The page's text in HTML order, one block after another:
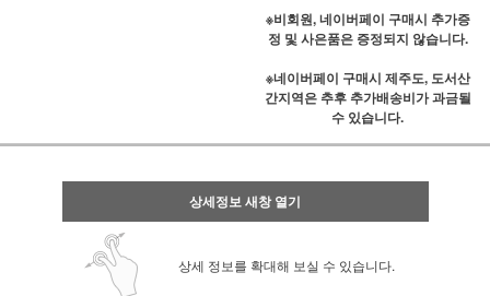
※비회원, 네이버페이 구매시 추가증
정 및 사은품은 증정되지 않습니다.
※네이버페이 구매시 제주도, 도서산
간지역은 추후 추가배송비가 과금될
수 있습니다.
상세정보 새창 열기
상세 정보를 확대해 보실 수 있습니다.